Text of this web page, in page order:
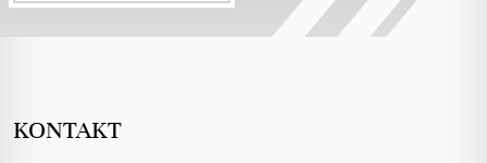
KONTAKT